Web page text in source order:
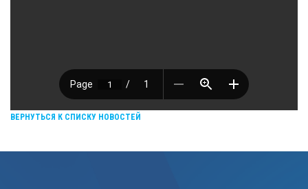
ВЕРНУТЬСЯ К СПИСКУ НОВОСТЕЙ